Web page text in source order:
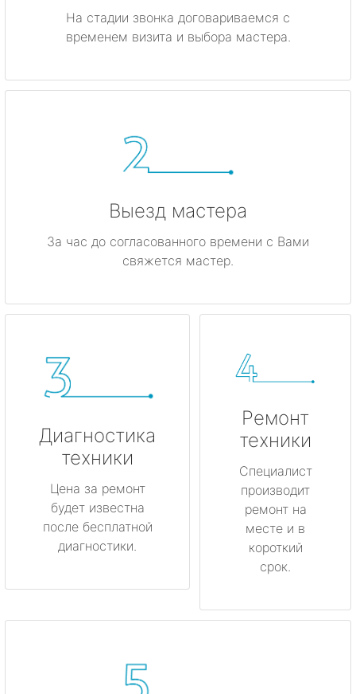
На стадии звонка договариваемся с
временем визита и выбора мастера.
Выезд мастера
За час до согласованного времени с Вами
свяжется мастер.
Диагностика
техники
Цена за ремонт
будет известна
после бесплатной
диагностики.
Ремонт
техники
Специалист
производит
ремонт на
месте и в
короткий
срок.